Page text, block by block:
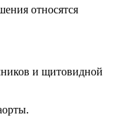
относятся
и щитовидной